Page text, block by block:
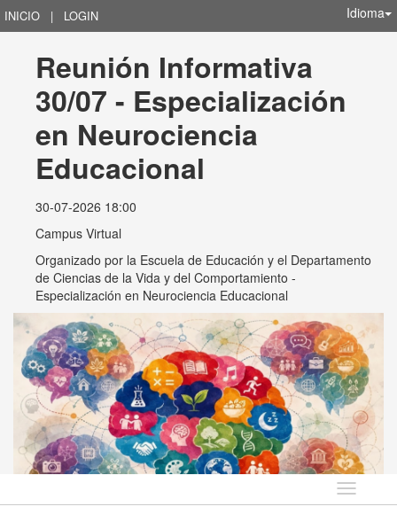
INICIO | LOGIN Idioma
Reunión Informativa
30/07 - Especialización
en Neurociencia
Educacional
30-07-2026 18:00
Campus Virtual
Organizado por la Escuela de Educación y el Departamento
de Ciencias de la Vida y del Comportamiento -
Especialización en Neurociencia Educacional
Idioma